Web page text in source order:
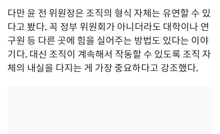
다만 윤 전 위원장은 조직의 형식 자체는 유연할 수 있
다고 봤다. 꼭 정부 위원회가 아니더라도 대학이나 연
구원 등 다른 곳에 힘을 실어주는 방법도 있다는 이야
기다. 대신 조직이 계속해서 작동할 수 있도록 조직 자
체의 내실을 다지는 게 가장 중요하다고 강조했다.